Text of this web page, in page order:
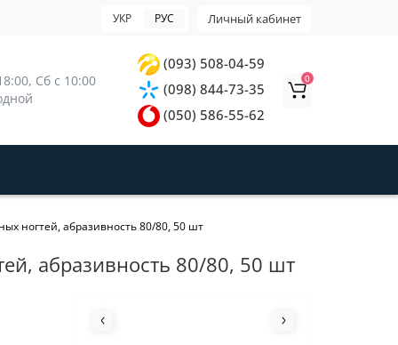
Личный кабинет
УКР РУС
Сб с 10:00
(093) 508-04-59
(098) 844-73-35
(050) 586-55-62
0
ногтей, абразивность 80/80, 50 шт
абразивность 80/80, 50 шт